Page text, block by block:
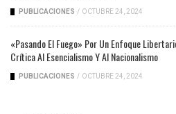
PUBLICACIONES / OCTUBRE 24, 2024
«Pasando El Fuego» Por Un Enfoque
Crítica Al Esencialismo Y Al Nacionalismo
PUBLICACIONES / OCTUBRE 24, 2024